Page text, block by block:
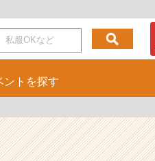
ント を探す